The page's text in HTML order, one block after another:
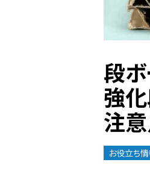
段
強
注意
お役立ち